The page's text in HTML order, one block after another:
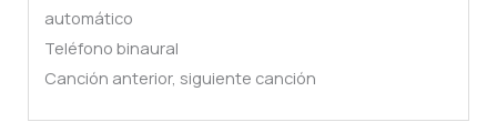
automático
Teléfono binaural
Canción anterior, siguiente canción